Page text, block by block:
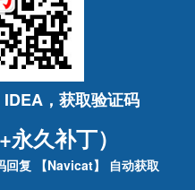
，获取验证码
永久补丁）
复 【Navicat】 自动获取